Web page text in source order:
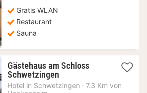
Gratis WLAN
Restaurant
Sauna
Gästehaus am Schloss
Schwetzingen1
Nacht
Hotel in Schwetzingen · 7.3 Km von